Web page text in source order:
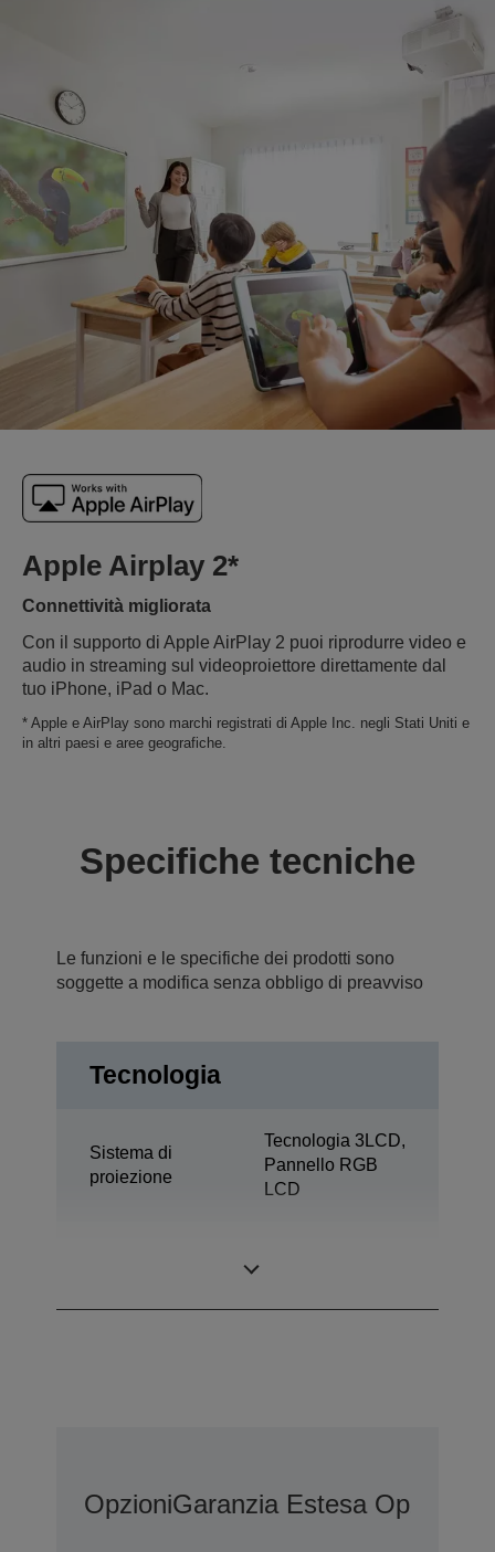
Apple Airplay 2*
Connettività migliorata
Con il supporto di Apple AirPlay 2 puoi riprodurre video e
audio in streaming sul videoproiettore direttamente dal
tuo iPhone, iPad o Mac.
* Apple e AirPlay sono marchi registrati di Apple Inc. negli Stati Uniti e
in altri paesi e aree geografiche.
Specifiche tecniche
Le funzioni e le specifiche dei prodotti sono
soggette a modifica senza obbligo di preavviso
Tecnologia
Sistema di
proiezione
Tecnologia 3LCD,
Pannello RGB
LCD
OpzioniGaranzia Estesa